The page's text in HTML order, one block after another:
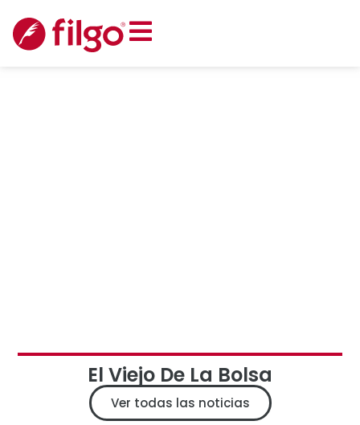
El Viejo De La Bolsa
Ver todas las noticias